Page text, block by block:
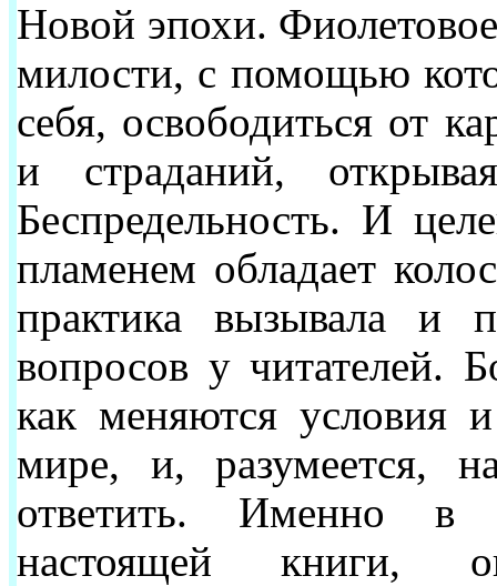
Новой эпохи.
милости, с помощью
себя, освободиться от
и страданий,
Беспредельность. И
пламенем обладает
практика вызывала и
вопросов у читателей.
как меняются условия
мире, и, разумеется,
ответить. Именно в
настоящей книги,